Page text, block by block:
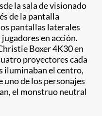
la sala de visionado
de la pantalla
pantallas laterales
en acción.
Boxer 4K30 en
proyectores cada
iluminaban el centro,
de los personajes
el monstruo neutral